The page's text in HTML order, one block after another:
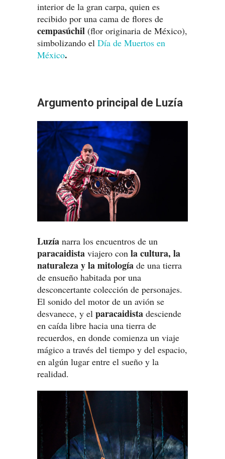
interior de la gran carpa, quien es
recibido por una cama de flores de
cempasúchil (flor originaria de México),
simbolizando el Día de Muertos en
México.
Argumento principal de Luzía
Luzía narra los encuentros de un
paracaidista viajero con la cultura, la
naturaleza y la mitología de una tierra
de ensueño habitada por una
desconcertante colección de personajes.
El sonido del motor de un avión se
desvanece, y el paracaidista desciende
en caída libre hacia una tierra de
recuerdos, en donde comienza un viaje
mágico a través del tiempo y del espacio,
en algún lugar entre el sueño y la
realidad.